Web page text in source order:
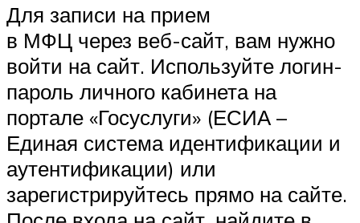
Для записи на прием
в МФЦ через веб-сайт, вам нужно
войти на сайт. Используйте логин-
пароль личного кабинета на
портале «Госуслуги» (ЕСИА –
Единая система идентификации и
аутентификации) или
зарегистрируйтесь прямо на сайте.